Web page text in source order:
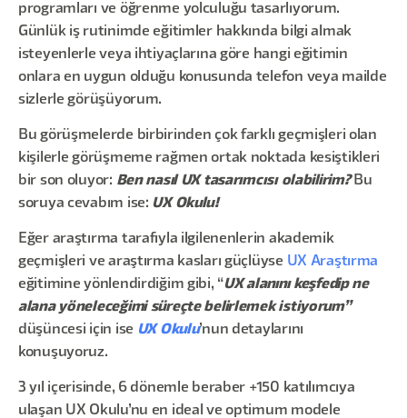
programları ve öğrenme yolculuğu tasarlıyorum.
Günlük iş rutinimde eğitimler hakkında bilgi almak
isteyenlerle veya ihtiyaçlarına göre hangi eğitimin
onlara en uygun olduğu konusunda telefon veya mailde
sizlerle görüşüyorum.
Bu görüşmelerde birbirinden çok farklı geçmişleri olan
kişilerle görüşmeme rağmen ortak noktada kesiştikleri
bir son oluyor: Ben nasıl UX tasarımcısı olabilirim?Bu
soruya cevabım ise: UX Okulu!
Eğer araştırma tarafıyla ilgilenenlerin akademik
geçmişleri ve araştırma kasları güçlüyse UX Araştırma
eğitimine yönlendirdiğim gibi, “UX alanını keşfedip ne
alana yöneleceğimi süreçte belirlemek istiyorum”
düşüncesi için ise UX Okulu’nun detaylarını
konuşuyoruz.
3 yıl içerisinde, 6 dönemle beraber +150 katılımcıya
ulaşan UX Okulu’nu en ideal ve optimum modele